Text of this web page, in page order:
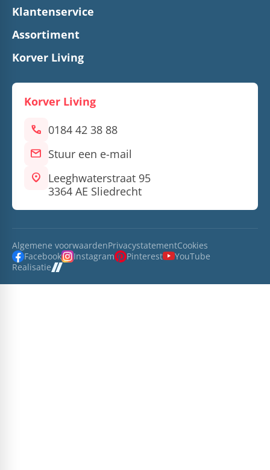
Klantenservice
Assortiment
Korver Living
Korver Living
call 0184 42 38 88
mail Stuur een e-mail
location_on Leeghwaterstraat 95
3364 AE Sliedrecht
Algemene voorwaardenPrivacystatementCookies
Facebook
Instagram Pinterest
YouTube
Realisatie